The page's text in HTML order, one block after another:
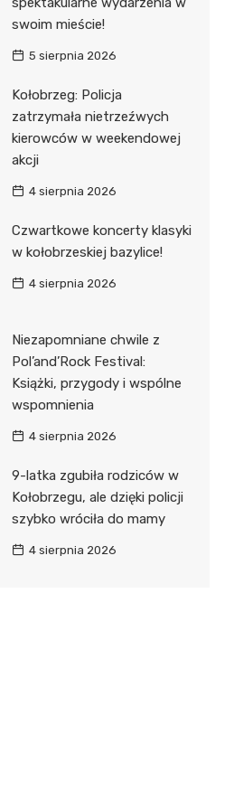
23°C
20%
23°C
8%
swoim mieście!
5 sierpnia 2026
Kołobrzeg: Policja
zatrzymała nietrzeźwych
kierowców w weekendowej
akcji
4 sierpnia 2026
Czwartkowe koncerty klasyki
w kołobrzeskiej bazylice!
4 sierpnia 2026
Niezapomniane chwile z
Pol’and’Rock Festival:
Książki, przygody i wspólne
wspomnienia
4 sierpnia 2026
9-latka zgubiła rodziców w
Kołobrzegu, ale dzięki policji
szybko wróciła do mamy
4 sierpnia 2026